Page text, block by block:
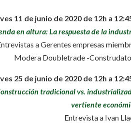
11 de junio de 2020 de 12h a
en altura: La respuesta de la
a Gerentes empresas
Modera Doubletrade -
25 de junio de 2020 de 12h a
tradicional vs.
vertiente
Entrevista a Ivan